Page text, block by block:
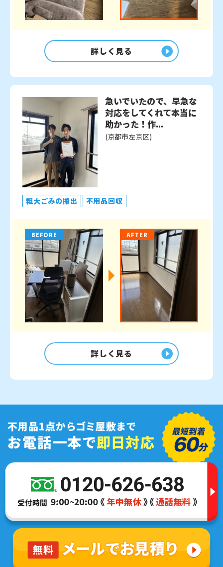
詳しく見る
急いでいたので、早急な
対応をしてくれて本当に
助かった！作...
(京都市左京区)
粗大ごみの搬出 不用品回収
BEFORE AFTER
詳しく見る